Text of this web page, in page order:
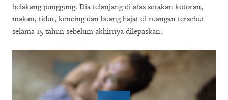
belakang punggung. Dia telanjang di atas serakan kotoran,
makan, tidur, kencing dan buang hajat di ruangan tersebut
selama 15 tahun sebelum akhirnya dilepaskan.